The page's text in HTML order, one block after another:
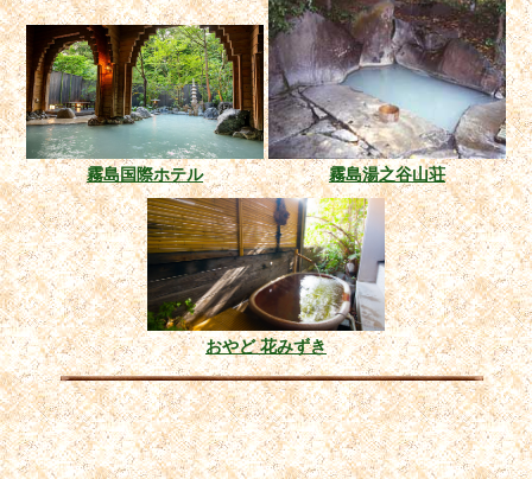
霧島国際ホテル 霧島湯之谷山荘
おやど 花みずき